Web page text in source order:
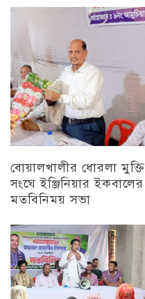
বোয়ালখালীর ধোরলা মুক্তি
সংঘে ইঞ্জিনিয়ার ইকবালের
মতবিনিময় সভা
চট্টগ্রাম